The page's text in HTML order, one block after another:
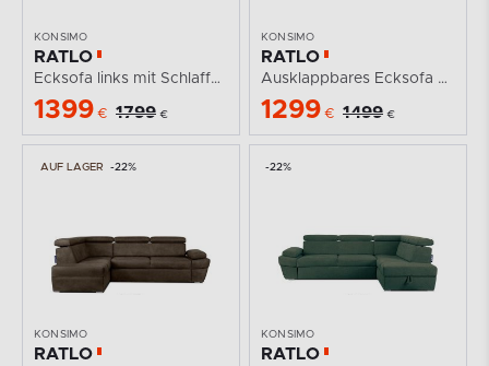
KONSIMO
RATLO
Ecksofa links mit Schlaffunktion und Bettzeugcontainer...
1399 € 1799 €
KONSIMO
RATLO
Ausklappbares Ecksofa mit Bettzeugcontainer beige...
1299 € 1499 €
AUF LAGER -22%
KONSIMO
RATLO
-22%
KONSIMO
RATLO